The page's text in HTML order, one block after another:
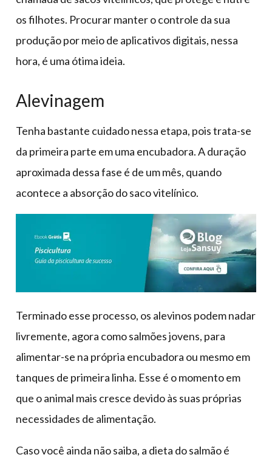
os filhotes. Procurar manter o controle da sua
produção por meio de aplicativos digitais, nessa
hora, é uma ótima ideia.
Alevinagem
Tenha bastante cuidado nessa etapa, pois trata-se
da primeira parte em uma encubadora. A duração
aproximada dessa fase é de um mês, quando
acontece a absorção do saco vitelínico.
Terminado esse processo, os alevinos podem nadar
livremente, agora como salmões jovens, para
alimentar-se na própria encubadora ou mesmo em
tanques de primeira linha. Esse é o momento em
que o animal mais cresce devido às suas próprias
necessidades de alimentação.
Caso você ainda não saiba, a dieta do salmão é